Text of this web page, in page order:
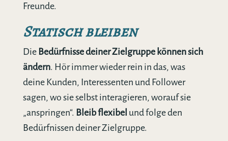
Freunde.
Statisch bleiben
Die Bedürfnisse deiner Zielgruppe können sich
ändern. Hör immer wieder rein in das, was
deine Kunden, Interessenten und Follower
sagen, wo sie selbst interagieren, worauf sie
„anspringen“. Bleib flexibel und folge den
Bedürfnissen deiner Zielgruppe.